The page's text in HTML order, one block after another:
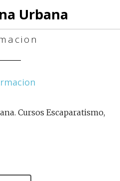
Cursos Escaparatismo,